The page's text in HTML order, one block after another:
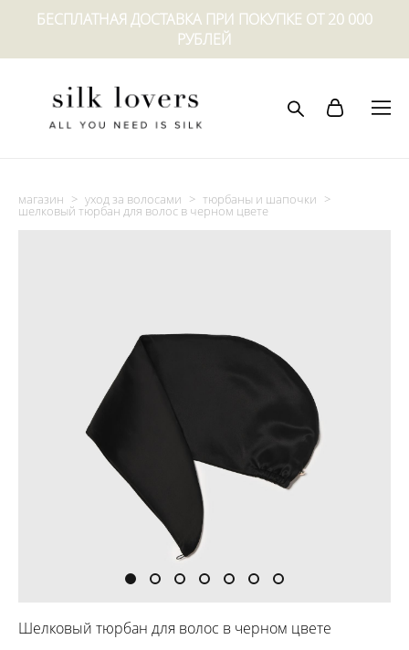
БЕСПЛАТНАЯ ДОСТАВКА ПРИ ПОКУПКЕ ОТ 20 000
РУБЛЕЙ
магазин > уход за волосами > тюрбаны и шапочки >
шелковый тюрбан для волос в черном цвете
Шелковый тюрбан для волос в черном цвете